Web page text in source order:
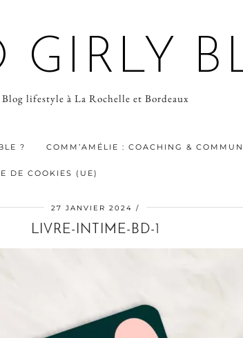
GIRLY
Blog lifestyle à La Rochelle et Bordeaux
? COMM’AMÉLIE : COACHING &
DE COOKIES (UE)
27 JANVIER 2024
LIVRE-INTIME-BD-1